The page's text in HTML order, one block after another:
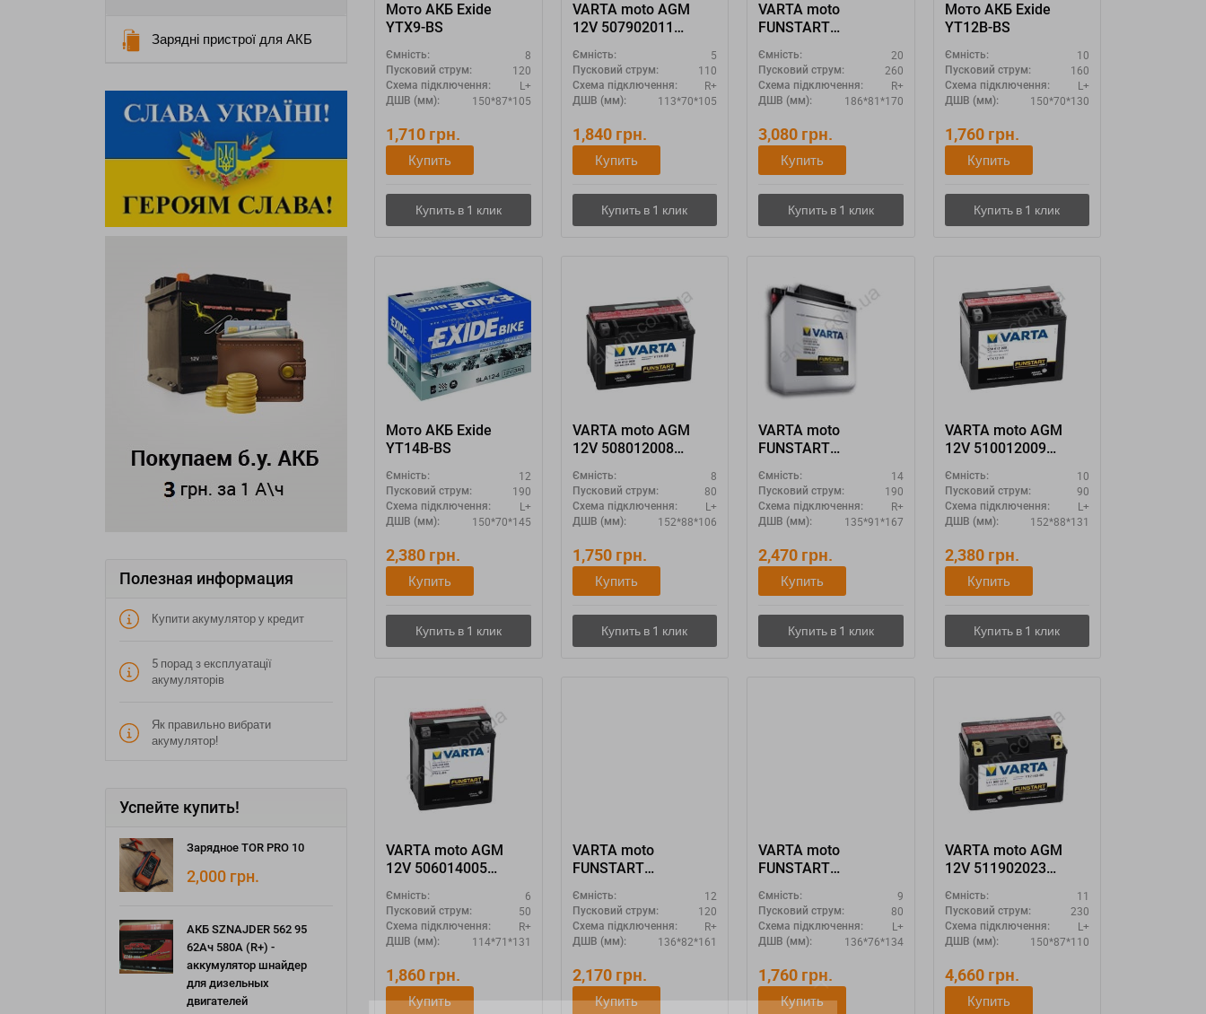
Зарядні пристрої для АКБ
Полезная информация
Купити акумулятор у кредит
5 порад з експлуатації
акумуляторів
Як правильно вибрати
акумулятор!
Успейте купить!
Зарядное TOR PRO 10
2,000 грн.
АКБ SZNAJDER 562 95
62Ач 580А (R+) -
аккумулятор шнайдер
для дизельных
двигателей
Мото АКБ Exide
YTX9-BS
Ємність: 8
Пусковий струм: 120
Схема підключення: L+
ДШВ (мм): 150*87*105
1,710 грн.
Купить
VARTA moto AGM
12V 507902011
"YTZ7S-4 YTZ7S-BS"
Ємність: 5
Пусковий струм: 110
Схема підключення: R+
ДШВ (мм): 113*70*105
1,840 грн.
Купить
VARTA moto
FUNSTART
520400026 12N20AH
Ємність: 20
Пусковий струм: 260
Схема підключення: R+
ДШВ (мм): 186*81*170
3,080 грн.
Купить
Мото АКБ Exide
YT12B-BS
Ємність: 10
Пусковий струм: 160
Схема підключення: L+
ДШВ (мм): 150*70*130
1,760 грн.
Купить
Мото АКБ Exide
YT14B-BS
Ємність: 12
Пусковий струм: 190
Схема підключення: L+
ДШВ (мм): 150*70*145
2,380 грн.
Купить
VARTA moto AGM
12V 508012008
Ємність: 8
Пусковий струм: 80
Схема підключення: L+
ДШВ (мм): 152*88*106
1,750 грн.
Купить
VARTA moto
FUNSTART
Ємність: 14
Пусковий струм: 190
Схема підключення: R+
ДШВ (мм): 135*91*167
2,470 грн.
Купить
VARTA moto AGM
12V 510012009
Ємність: 10
Пусковий струм: 90
Схема підключення: L+
ДШВ (мм): 152*88*131
2,380 грн.
Купить
VARTA moto AGM
12V 506014005
"YTX7L-4 YTX7L-BS"
Ємність: 6
Пусковий струм: 50
Схема підключення: R+
ДШВ (мм): 114*71*131
1,860 грн.
Купить
VARTA moto
FUNSTART
512013012 "YB12AL-
A YB12AL-A2"
Ємність: 12
Пусковий струм: 120
Схема підключення: R+
ДШВ (мм): 136*82*161
2,170 грн.
Купить
VARTA moto
FUNSTART
509014008 "12N9-4B-
1 YB9-B"
Ємність: 9
Пусковий струм: 80
Схема підключення: L+
ДШВ (мм): 136*76*134
1,760 грн.
Купить
VARTA moto AGM
12V 511902023
YTZ14S-4 YTZ14S-BS
Ємність: 11
Пусковий струм: 230
Схема підключення: L+
ДШВ (мм): 150*87*110
4,660 грн.
Купить